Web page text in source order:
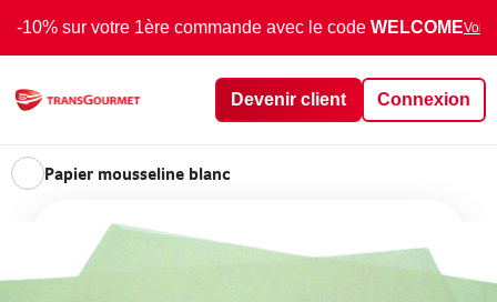
-10% sur votre 1ère commande avec le code WELCOMEVoir
Devenir client Connexion
Papier mousseline blanc